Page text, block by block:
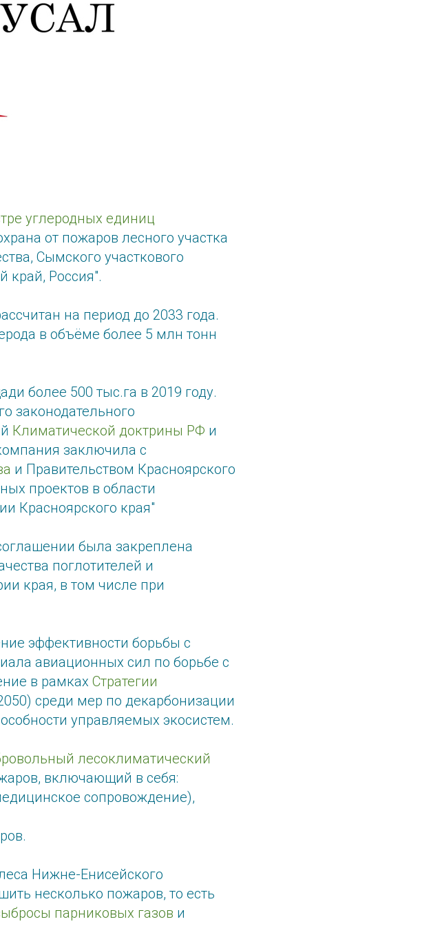
углеродных единиц
от пожаров лесного участка
Сымского участкового
край, Россия".
на период до 2033 года.
в объёме более 5 млн тонн
более 500 тыс.га в 2019 году.
законодательного
Климатической доктрины РФ и
заключила с
и Правительством Красноярского
проектов в области
Красноярского края"
была закреплена
поглотителей и
края, в том числе при
эффективности борьбы с
авиационных сил по борьбе с
в рамках Стратегии
среди мер по декарбонизации
управляемых экосистем.
лесоклиматический
включающий в себя:
сопровождение),
Нижне-Енисейского
несколько пожаров, то есть
парниковых газов и